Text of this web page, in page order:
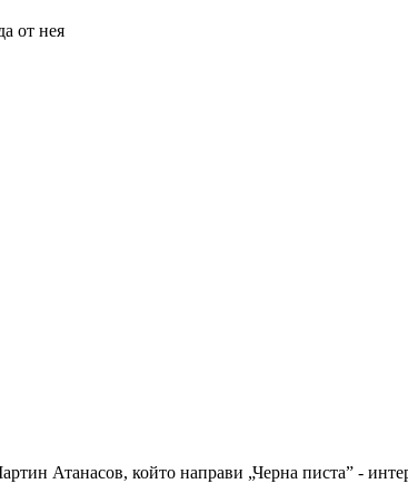
от нея
Атанасов, който направи „Черна писта” -